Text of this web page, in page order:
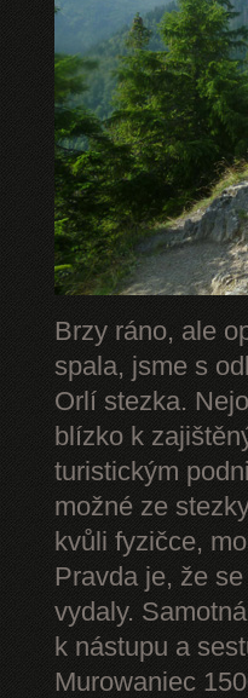
Brzy ráno, ale
spala, jsme s
Orlí stezka.
blízko k
turistickým
možné ze
kvůli fyzičce,
Pravda je, že
vydaly.
k nástupu a
Murowaniec